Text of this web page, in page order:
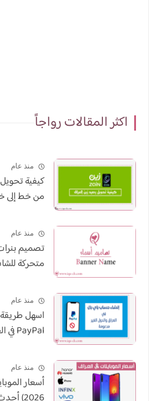
اكثر المقالات رواجاً
منذ عام
كيفية
من خط إلى
منذ عام
تصميم
متحركة
منذ عام
اسهل
PayPal في العراق
منذ عام
أسعار